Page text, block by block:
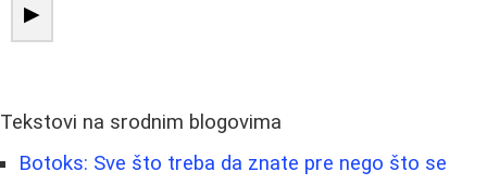
▶
Tekstovi na srodnim blogovima
Botoks: Sve što treba da znate pre nego što se